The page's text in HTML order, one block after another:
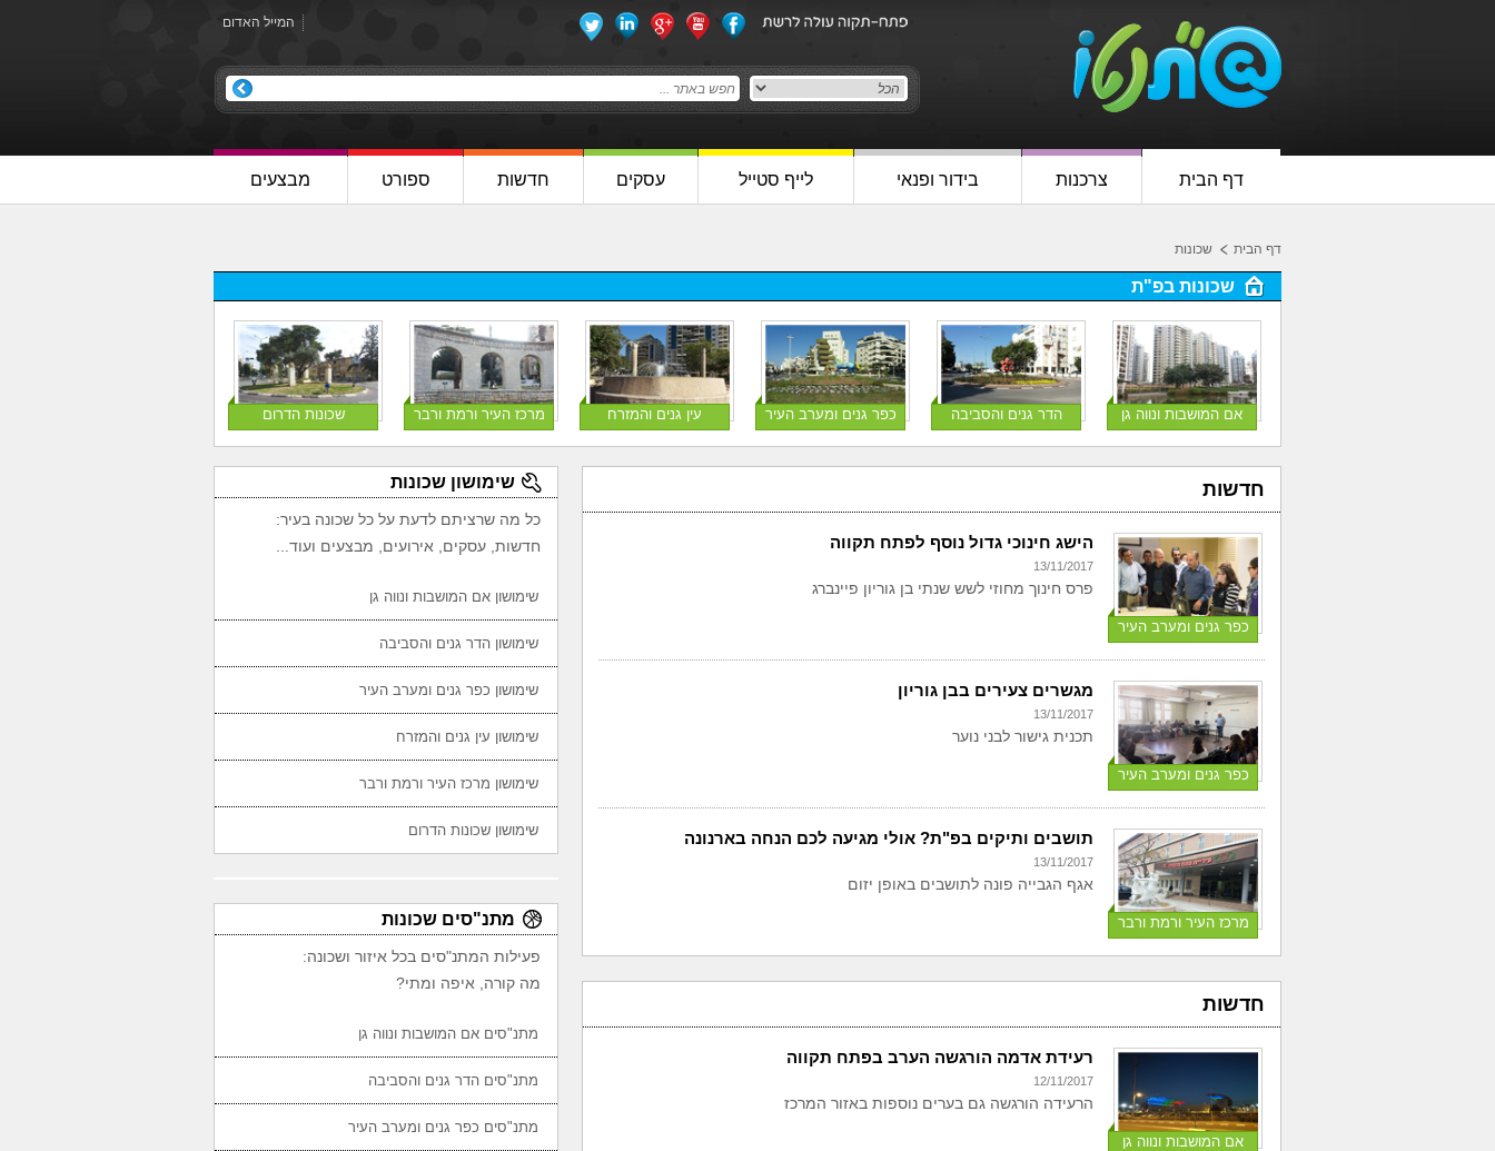
המייל האדום
דף הבית צרכנות בידור ופנאי לייף סטייל עסקים חדשות ספורט מבצעים
דף הבית שכונות
שכונות בפ"ת
אם המושבות ונווה גן הדר גנים והסביבה כפר גנים ומערב העיר עין גנים והמזרח מרכז העיר ורמת ורבר שכונות הדרום
חדשות
כפר גנים ומערב העיר
הישג חינוכי גדול נוסף לפתח תקווה
13/11/2017
פרס חינוך מחוזי לשש שנתי בן גוריון פיינברג
כפר גנים ומערב העיר
מגשרים צעירים בבן גוריון
13/11/2017
תכנית גישור לבני נוער
מרכז העיר ורמת ורבר
תושבים ותיקים בפ"ת? אולי מגיעה לכם הנחה בארנונה
13/11/2017
אגף הגבייה פונה לתושבים באופן יזום
חדשות
אם המושבות ונווה גן
רעידת אדמה הורגשה הערב בפתח תקווה
12/11/2017
הרעידה הורגשה גם בערים נוספות באזור המרכז
שימושון שכונות
כל מה שרציתם לדעת על כל שכונה בעיר:
חדשות, עסקים, אירועים, מבצעים ועוד...
שימושון אם המושבות ונווה גן
שימושון הדר גנים והסביבה
שימושון כפר גנים ומערב העיר
שימושון עין גנים והמזרח
שימושון מרכז העיר ורמת ורבר
שימושון שכונות הדרום
מתנ"סים שכונות
פעילות המתנ"סים בכל איזור ושכונה:
מה קורה, איפה ומתי?
מתנ"סים אם המושבות ונווה גן
מתנ"סים הדר גנים והסביבה
מתנ"סים כפר גנים ומערב העיר